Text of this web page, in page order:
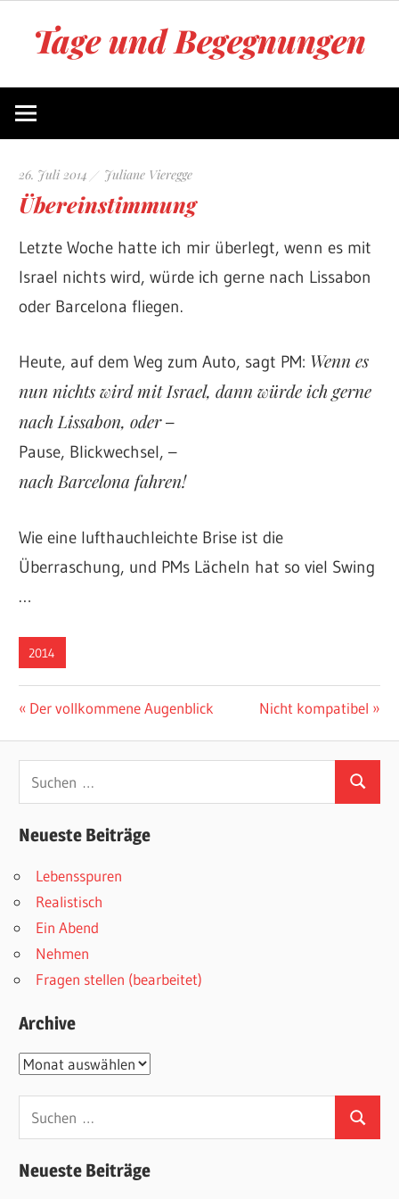
Tage und Begegnungen
von
26. Juli 2014 Juliane Vieregge
Übereinstimmung
Letzte Woche hatte ich mir überlegt, wenn es mit
Israel nichts wird, würde ich gerne nach Lissabon
oder Barcelona fliegen.
Heute, auf dem Weg zum Auto, sagt PM: Wenn es
nun nichts wird mit Israel, dann würde ich gerne
nach Lissabon, oder–
Pause, Blickwechsel, –
nach Barcelona fahren!
Wie eine lufthauchleichte Brise ist die
Überraschung, und PMs Lächeln hat so viel Swing
…
2014
Beitragsnavigation
Vorheriger
Der vollkommene Augenblick
Nächster
Nicht kompatibel
Suchen
Neueste Beiträge
Lebensspuren
Realistisch
Ein Abend
Nehmen
Fragen stellen (bearbeitet)
Archive
Archive
Suchen
nach:
Suchen
Neueste Beiträge